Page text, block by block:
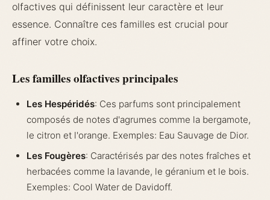
olfactives qui définissent leur caractère et leur
essence. Connaître ces familles est crucial pour
affiner votre choix.
Les familles olfactives principales
Les Hespéridés: Ces parfums sont principalement
composés de notes d'agrumes comme la bergamote,
le citron et l'orange. Exemples: Eau Sauvage de Dior.
Les Fougères: Caractérisés par des notes fraîches et
herbacées comme la lavande, le géranium et le bois.
Exemples: Cool Water de Davidoff.